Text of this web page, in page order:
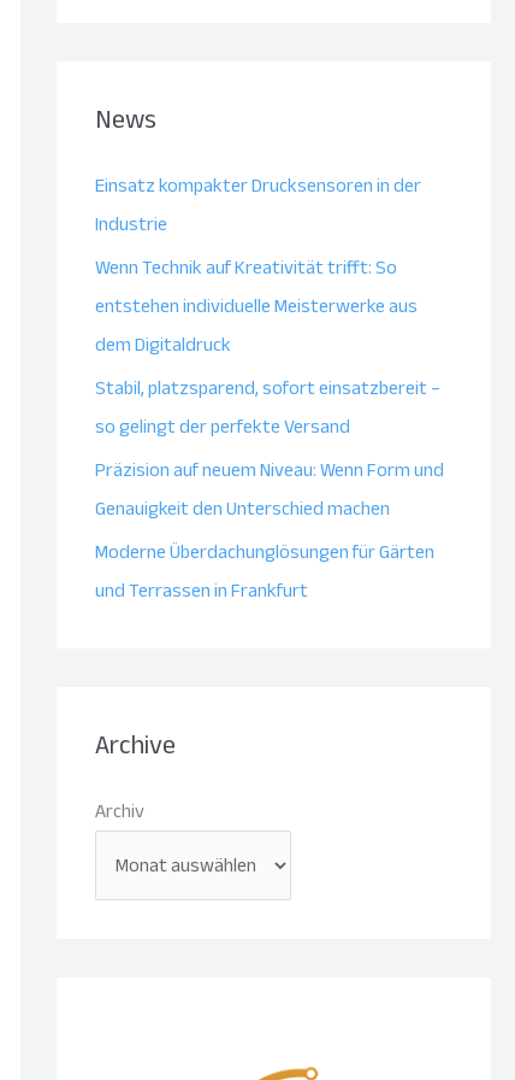
News
Einsatz kompakter Drucksensoren in der
Industrie
Wenn Technik auf Kreativität trifft: So
entstehen individuelle Meisterwerke aus
dem Digitaldruck
Stabil, platzsparend, sofort einsatzbereit –
so gelingt der perfekte Versand
Präzision auf neuem Niveau: Wenn Form und
Genauigkeit den Unterschied machen
Moderne Überdachunglösungen für Gärten
und Terrassen in Frankfurt
Archive
Archiv